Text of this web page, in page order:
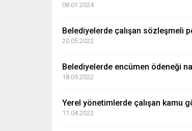
08.01.2024
Belediyelerde çalışan sözleşmeli
20.05.2022
Belediyelerde encümen ödeneği
18.05.2022
Yerel yönetimlerde çalışan kamu
11.04.2022